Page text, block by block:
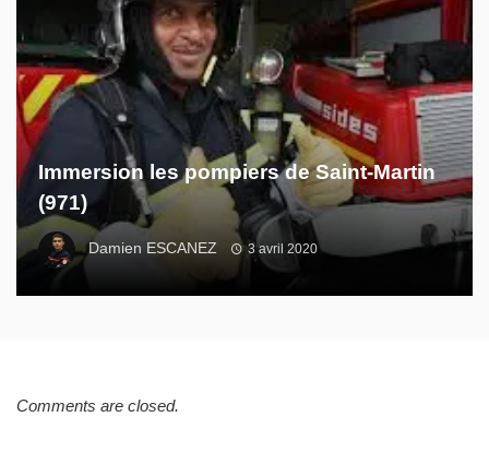
Immersion les pompiers de Saint-Martin
(971)
Damien ESCANEZ 3 avril 2020
Comments are closed.